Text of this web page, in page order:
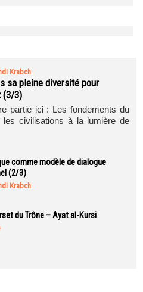
Krabch
sa pleine diversité pour
(3/3)
partie ici : Les fondements du
les civilisations à la lumière de
comme modèle de dialogue
(2/3)
Krabch
du Trône – Ayat al-Kursi